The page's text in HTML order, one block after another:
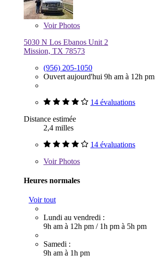
VoirPhotos
5030 N Los Ebanos Unit 2
Mission, TX 78573
(956) 205-1050
Ouvert aujourd'hui 9h am à 12h pm
14 évaluations
Distance estimée
2,4 milles
14 évaluations
VoirPhotos
Heures normales
Voir tout
Lundi au vendredi :
9h am à 12h pm / 1h pm à 5h pm
Samedi :
9h am à 1h pm